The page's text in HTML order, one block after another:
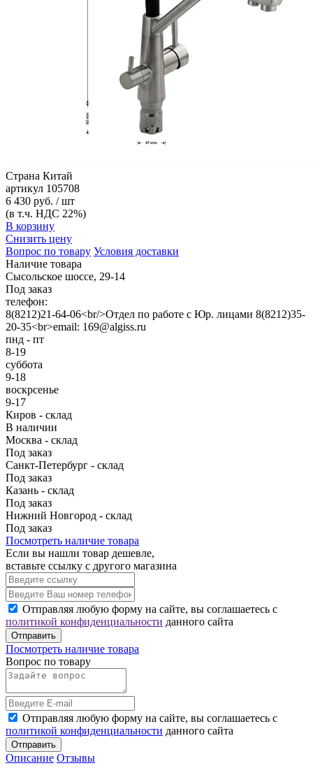
Страна Китай
артикул 105708
6 430 руб. / шт
(в т.ч. НДС 22%)
В корзину
Снизить цену
Вопрос по товару Условия доставки
Наличие товара
Сысольское шоссе, 29-14
Под заказ
телефон:
8(8212)21-64-06<br/>Отдел по работе с Юр. лицами 8(8212)35-
20-35<br>email: 169@algiss.ru
пнд - пт
8-19
суббота
9-18
воскрсенье
9-17
Киров - склад
В наличии
Москва - склад
Под заказ
Санкт-Петербург - склад
Под заказ
Казань - склад
Под заказ
Нижний Новгород - склад
Под заказ
Посмотреть наличие товара
Если вы нашли товар дешевле,
вставьте ссылку с другого магазина
Отправляя любую форму на сайте, вы соглашаетесь с
политикой конфиденциальности данного сайта
Отправить
Посмотреть наличие товара
Вопрос по товару
Отправляя любую форму на сайте, вы соглашаетесь с
политикой конфиденциальности данного сайта
Отправить
Описание Отзывы